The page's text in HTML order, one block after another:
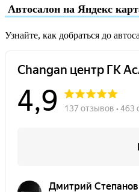
Автосалон на Яндекс
Узнайте, как добраться до